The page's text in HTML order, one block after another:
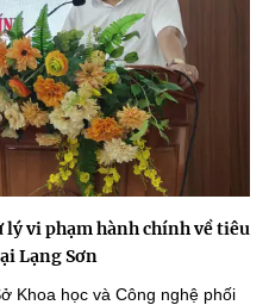
lý vi phạm hành chính về tiêu
Lạng Sơn
Khoa học và Công nghệ phối